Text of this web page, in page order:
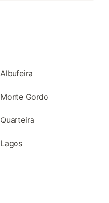
Albufeira
Monte Gordo
Quarteira
Lagos